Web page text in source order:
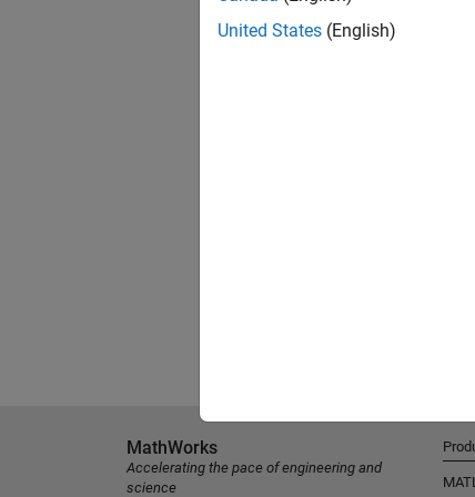
United States (English)
MathWorks
Accelerating the pace of engineering and
science